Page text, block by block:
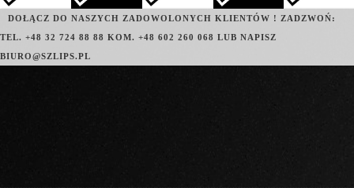
DOŁĄCZ DO NASZYCH ZADOWOLONYCH KLIENTÓW ! ZADZWOŃ:
TEL. +48 32 724 88 88 KOM. +48 602 260 068 LUB NAPISZ
BIURO@SZLIPS.PL